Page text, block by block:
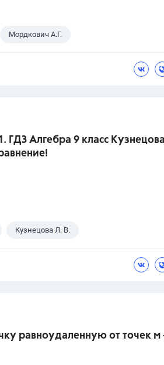
Мордкович А.Г.
ГДЗ Алгебра 9 класс
Кузнецова Л. В.
равноудаленную от точек м